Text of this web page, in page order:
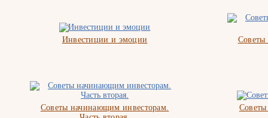
Инвестиции и эмоции Советы
Советы начинающим инвесторам.